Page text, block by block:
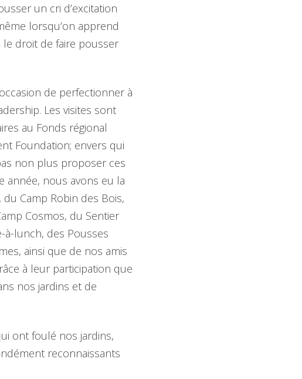
un cri d’excitation
lorsqu’on apprend
droit de faire pousser
de perfectionner à
Les visites sont
au Fonds régional
Foundation; envers qui
non plus proposer ces
année, nous avons eu la
du Camp Robin des Bois,
Cosmos, du Sentier
à-lunch, des Pousses
ainsi que de nos amis
à leur participation que
nos jardins et de
ont foulé nos jardins,
reconnaissants